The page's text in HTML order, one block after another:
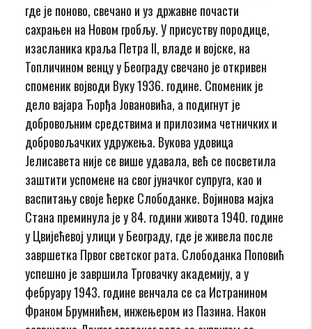
где је поново, свечано и уз државне почасти
сахрањен на Новом гробљу. У присуству породице,
изасланика краља Петра II, владе и војске, на
Топличином венцу у Београду свечано је откривен
споменик војводи Вуку 1936. године. Споменик је
дело вајара Ђорђа Јовановића, а подигнут је
добровољним средствима и прилозима четничких и
добровољачких удружења. Вукова удовица
Јелисавета није се више удавала, већ се посветила
заштити успомене на свог јуначког супруга, као и
васпитању своје ћерке Слободанке. Војинова мајка
Стана преминула је у 84. години живота 1940. године
у Цвијећевој улици у Београду, где је живела после
завршетка Првог светског рата. Слободанка Поповић
успешно је завршила Трговачку академију, а у
фебруару 1943. године венчала се са Истранином
Франом Брумнићем, инжењером из Пазина. Након